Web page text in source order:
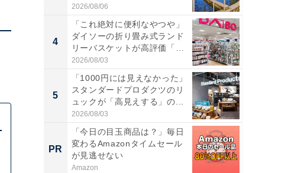
帰...
2026/08/06
4
「これ絶対に便利なやつや」
ダイソーの折り畳み式ランド
リーバスケットが高評価「使
わ...
2026/08/03
5
「1000円には見えなかった」
スタンダードプロダクツのリ
ュックが「高見えする」の...
2026/08/03
PR
「今日の目玉商品は？」毎日
変わるAmazonタイムセール
が見逃せない
Amazon